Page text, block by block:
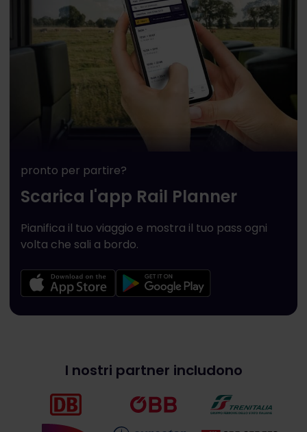
pronto per partire?
Scarica l'app Rail Planner
Pianifica il tuo viaggio e mostra il tuo pass ogni
volta che sali a bordo.
I nostri partner includono